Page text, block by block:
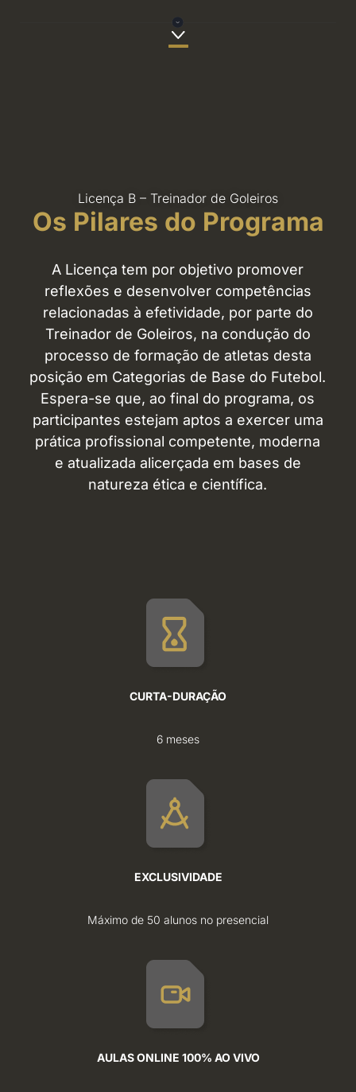
Licença B – Treinador de Goleiros
Os Pilares do Programa
A Licença tem por objetivo promover
reflexões e desenvolver competências
relacionadas à efetividade, por parte do
Treinador de Goleiros, na condução do
processo de formação de atletas desta
posição em Categorias de Base do Futebol.
Espera-se que, ao final do programa, os
participantes estejam aptos a exercer uma
prática profissional competente, moderna
e atualizada alicerçada em bases de
natureza ética e científica.
CURTA-DURAÇÃO
6 meses
EXCLUSIVIDADE
Máximo de 50 alunos no presencial
AULAS ONLINE 100% AO VIVO